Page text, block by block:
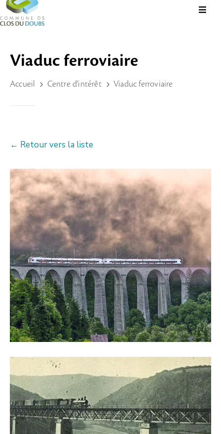
Administration
Guichet
Durable
&
Culture
Rechercher?
Viaduc ferroviaire
Accueil Centre d'intérêt Viaduc ferroviaire
← Retour vers la liste